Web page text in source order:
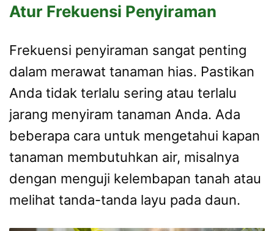
Atur Frekuensi Penyiraman
Frekuensi penyiraman sangat penting
dalam merawat tanaman hias. Pastikan
Anda tidak terlalu sering atau terlalu
jarang menyiram tanaman Anda. Ada
beberapa cara untuk mengetahui kapan
tanaman membutuhkan air, misalnya
dengan menguji kelembapan tanah atau
melihat tanda-tanda layu pada daun.